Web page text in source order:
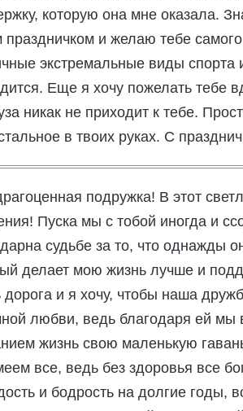
которую она мне оказала.
праздничком и желаю тебе
экстремальные виды спорта
Еще я хочу пожелать тебе
никак не приходит к тебе.
в твоих руках. С
подружка! В этот
Пуска мы с тобой иногда и
судьбе за то, что однажды
делает мою жизнь лучше и
дорога и я хочу, чтобы наша
любви, ведь благодаря ей мы
жизнь свою маленькую
все, ведь без здоровья все
и бодрость на долгие годы,